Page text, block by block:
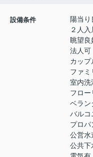
設備条件
陽当り
２人
眺望良
法人可
カップ
ファミ
室内洗
フロー
ベラン
バルコ
プロパ
公営水
公共下